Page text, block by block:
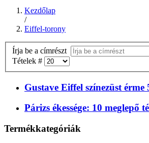
Kezdőlap
/
Eiffel-torony
Írja be a címrészt
Tételek #
Gustave Eiffel színezüst
Párizs ékessége: 10 meglepő
Termékkategóriák